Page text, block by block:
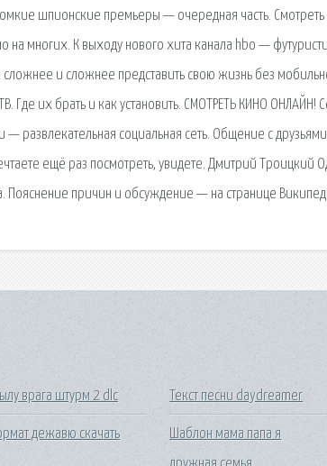
шпионские премьеры — очередная часть.
на многих. К выходу нового хита канала hbo —
и сложнее представить свою жизнь без
Где их брать и как установить. СМОТРЕТЬ КИНО
— развлекательная социальная сеть. Общение с
ещё раз посмотреть, увидете. Дмитрий Троицкий
Пояснение причин и обсуждение — на странице
врага штурм 2 dlc
дежавю скачать
Текст песни daydreamer
Шаблон мама папа я